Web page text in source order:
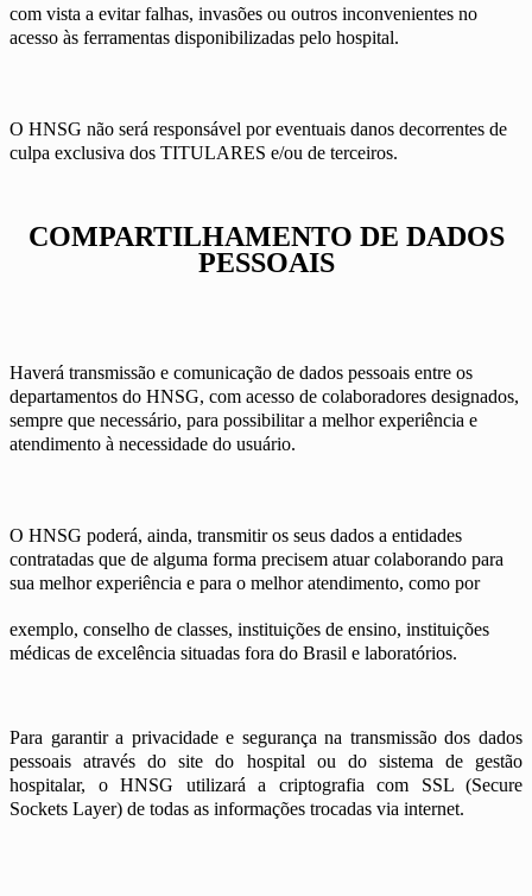
com vista a evitar falhas, invasões ou outros inconvenientes no
acesso às ferramentas disponibilizadas pelo hospital.
O HNSG não será responsável por eventuais danos decorrentes de
culpa exclusiva dos TITULARES e/ou de terceiros.
COMPARTILHAMENTO DE DADOS
PESSOAIS
Haverá transmissão e comunicação de dados pessoais entre os
departamentos do HNSG, com acesso de colaboradores designados,
sempre que necessário, para possibilitar a melhor experiência e
atendimento à necessidade do usuário.
O HNSG poderá, ainda, transmitir os seus dados a entidades
contratadas que de alguma forma precisem atuar colaborando para
sua melhor experiência e para o melhor atendimento, como por
exemplo, conselho de classes, instituições de ensino, instituições
médicas de excelência situadas fora do Brasil e laboratórios.
Para garantir a privacidade e segurança na transmissão dos dados
pessoais através do site do hospital ou do sistema de gestão
hospitalar, o HNSG utilizará a criptografia com SSL (Secure
Sockets Layer) de todas as informações trocadas via internet.